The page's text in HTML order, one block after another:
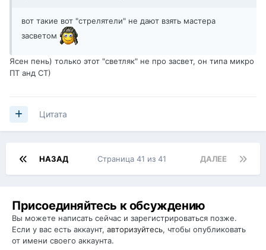
вот такие вот "стрелятели" не дают взять мастера
засветом
Ясен пень) только этот "светляк" не про засвет, он типа микро
ПТ анд СТ)
Цитата
НАЗАД ДАЛЕЕ
Страница 41 из 41
Присоединяйтесь к обсуждению
Вы можете написать сейчас и зарегистрироваться позже.
Если у вас есть аккаунт, авторизуйтесь, чтобы опубликовать
от имени своего аккаунта.